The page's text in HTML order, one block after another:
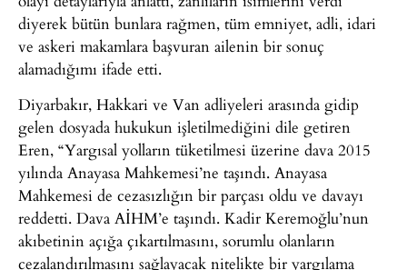
diyerek bütün bunlara rağmen, tüm emniyet, adli, idari
ve askeri makamlara başvuran ailenin bir sonuç
alamadığımı ifade etti.
Diyarbakır, Hakkari ve Van adliyeleri arasında gidip
gelen dosyada hukukun işletilmediğini dile getiren
Eren, “Yargısal yolların tüketilmesi üzerine dava 2015
yılında Anayasa Mahkemesi’ne taşındı. Anayasa
Mahkemesi de cezasızlığın bir parçası oldu ve davayı
reddetti. Dava AİHM’e taşındı. Kadir Keremoğlu’nun
akıbetinin açığa çıkartılmasını, sorumlu olanların
cezalandırılmasını sağlayacak nitelikte bir yargılama